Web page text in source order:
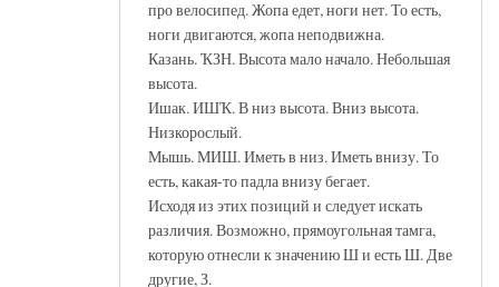
про велосипед. Жопа едет, ноги нет. То есть,
ноги двигаются, жопа неподвижна.
Казань. ҠЗН. Высота мало начало. Небольшая
высота.
Ишак. ИШҠ. В низ высота. Вниз высота.
Низкорослый.
Мышь. МИШ. Иметь в низ. Иметь внизу. То
есть, какая-то падла внизу бегает.
Исходя из этих позиций и следует искать
различия. Возможно, прямоугольная тамга,
которую отнесли к значению Ш и есть Ш. Две
другие, З.